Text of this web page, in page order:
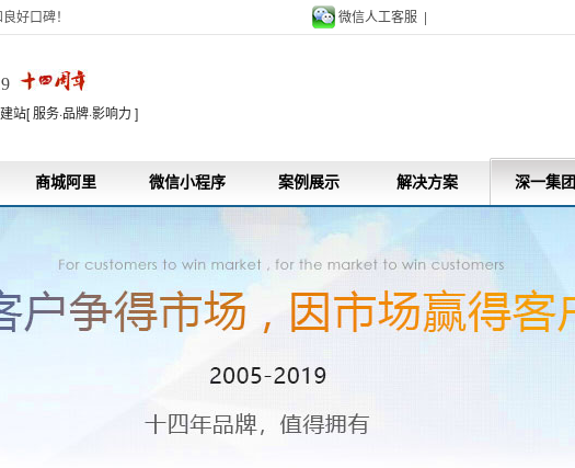
好口碑！ 微信人工客服 |
站[ 服务·品牌·影响力 ]
商城阿里 微信小程序 案例展示 解决方案 深一集团